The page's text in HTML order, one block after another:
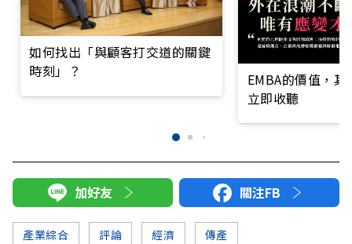
如何找出「與顧客打交道的關鍵
時刻」？
EMBA的價值，
立即收聽
加好友 關注FB
產業綜合 評論 經濟 傳產